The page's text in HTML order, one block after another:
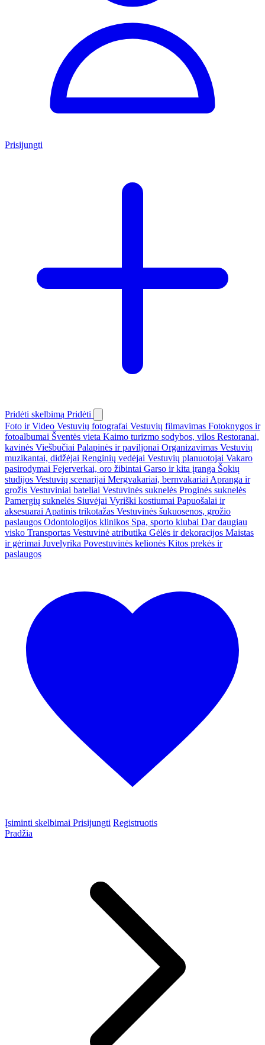
Prisijungti
Pridėti skelbimą Pridėti
Foto ir Video Vestuvių fotografai Vestuvių filmavimas Fotoknygos ir
fotoalbumai Šventės vieta Kaimo turizmo sodybos, vilos Restoranai,
kavinės Viešbučiai Palapinės ir paviljonai Organizavimas Vestuvių
muzikantai, didžėjai Renginių vedėjai Vestuvių planuotojai Vakaro
pasirodymai Fejerverkai, oro žibintai Garso ir kita įranga Šokių
studijos Vestuvių scenarijai Mergvakariai, bernvakariai Apranga ir
grožis Vestuviniai bateliai Vestuvinės suknelės Proginės suknelės
Pamergių suknelės Siuvėjai Vyriški kostiumai Papuošalai ir
aksesuarai Apatinis trikotažas Vestuvinės šukuosenos, grožio
paslaugos Odontologijos klinikos Spa, sporto klubai Dar daugiau
visko Transportas Vestuvinė atributika Gėlės ir dekoracijos Maistas
ir gėrimai Juvelyrika Povestuvinės kelionės Kitos prekės ir
paslaugos
Įsiminti skelbimai Prisijungti Registruotis
Pradžia